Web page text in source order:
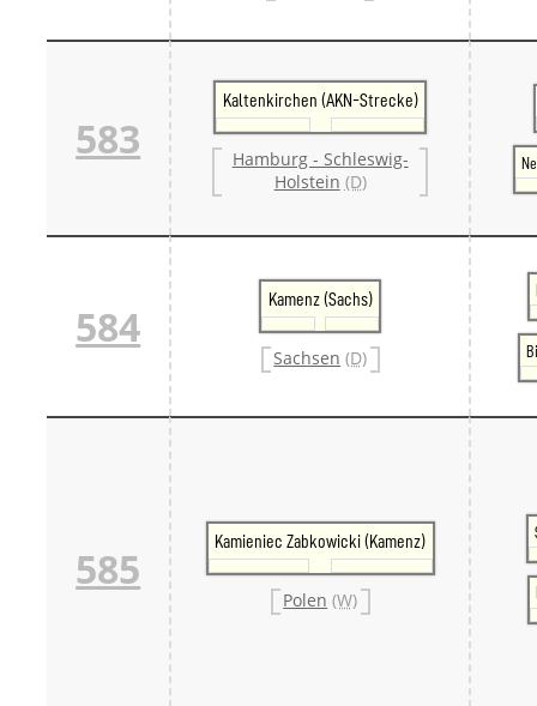
583
Kaltenkirchen (AKN-Strecke)
Hamburg - Schleswig-
Holstein (D)
584
Kamenz (Sachs)
Sachsen (D)
585
Kamieniec Zabkowicki (Kamenz)
Polen (W)